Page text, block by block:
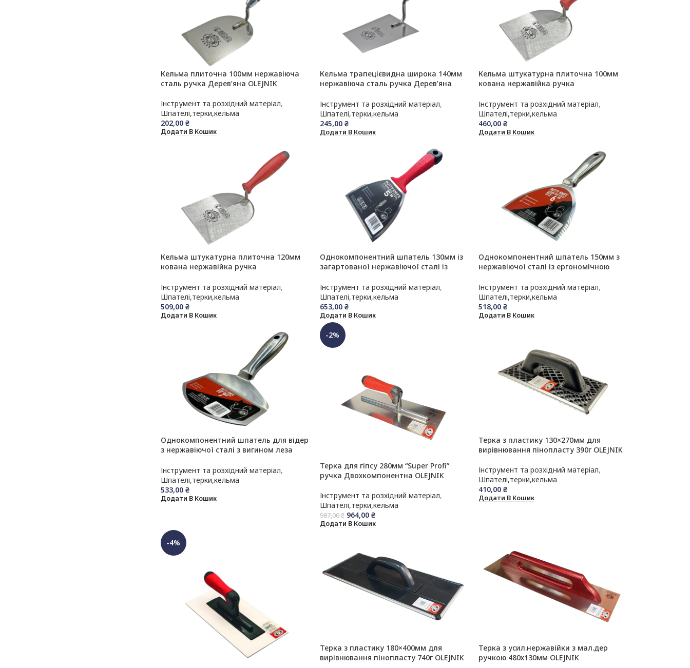
Кельма плиточна 100мм нержавіюча
сталь ручка Дерев’яна OLEJNIK
Інструмент та розхідний матеріал,
Шпателі,терки,кельма
202,00 ₴
Додати В Кошик
Кельма трапецієвидна широка 140мм
нержавіюча сталь ручка Дерев’яна
Інструмент та розхідний матеріал,
Шпателі,терки,кельма
245,00 ₴
Додати В Кошик
Кельма штукатурна плиточна 100мм
кована нержавійка ручка
Інструмент та розхідний матеріал,
Шпателі,терки,кельма
460,00₴
Додати В Кошик
Кельма штукатурна плиточна 120мм
кована нержавійка ручка
Інструмент та розхідний матеріал,
Шпателі,терки,кельма
509,00 ₴
Додати В Кошик
Однокомпонентний шпатель 130мм із
загартованої нержавіючої сталі із
Інструмент та розхідний матеріал,
Шпателі,терки,кельма
653,00 ₴
Додати В Кошик
Однокомпонентний шпатель 150мм з
нержавіючої сталі із ергономічною
Інструмент та розхідний матеріал,
Шпателі,терки,кельма
518,00₴
Додати В Кошик
Однокомпонентний шпатель для відер
з нержавіючої сталі з вигином леза
Інструмент та розхідний матеріал,
Шпателі,терки,кельма
533,00 ₴
Додати В Кошик
-2%
Терка для гіпсу 280мм “Super Profi”
ручка Двохкомпонентна OLEJNIK
Інструмент та розхідний матеріал,
Шпателі,терки,кельма
987,00₴ 964,00 ₴
Додати В Кошик
Терка з пластику 130×270мм для
вирівнювання пінопласту 390г OLEJNIK
Інструмент та розхідний матеріал,
Шпателі,терки,кельма
410,00₴
Додати В Кошик
-4%
Терка з пластику 180×400мм для
вирівнювання пінопласту 740г OLEJNIK
Терка з усил.нержавійки з мал.дер
ручкою 480х130мм OLEJNIK